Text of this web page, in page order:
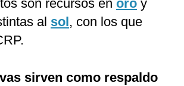
son recursos en oro y
al sol, con los que
sirven como respaldo